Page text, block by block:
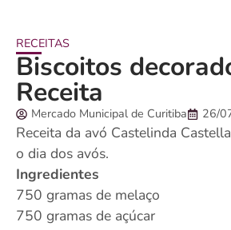
RECEITAS
Biscoitos
Receita
Mercado Municipal de Curitiba 26/
Receita da avó Castelinda
o dia dos avós.
Ingredientes
750 gramas de melaço
750 gramas de açúcar